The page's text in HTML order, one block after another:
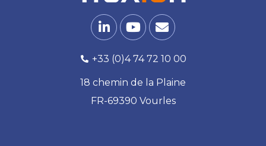
+33 (0)4 74 72 10 00
18 chemin de la Plaine
FR-69390 Vourles